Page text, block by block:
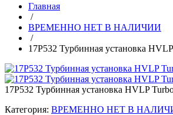
Главная
/
ВРЕМЕННО НЕТ В НАЛИЧИИ
/
17P532 Турбинная установка
17P532 Турбинная установка HVLP
Категория: ВРЕМЕННО НЕТ В